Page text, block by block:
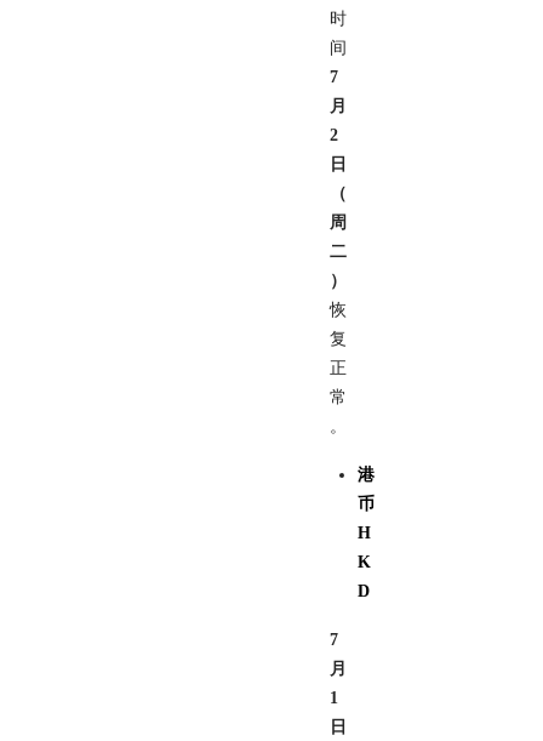
时
间
7
月
2
日
（
周
二
）
恢
复
正
常
。
港
币
H
K
D
7
月
1
日